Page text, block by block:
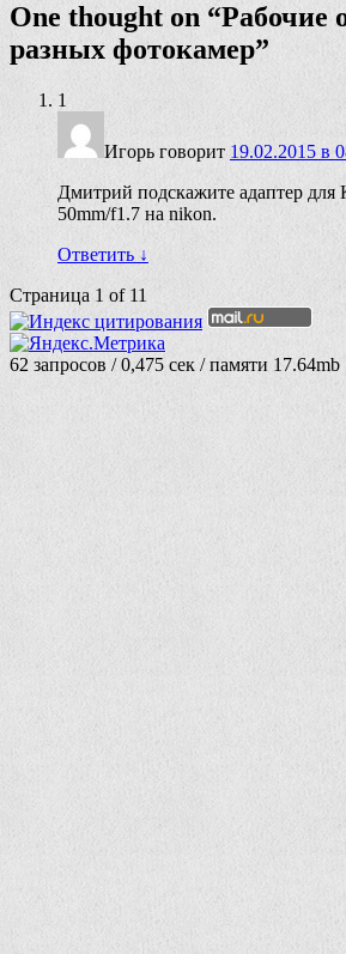
One thought on “Рабочие
разных фотокамер”
1
Игорь говорит 19.02.2015 в
Дмитрий подскажите адаптер для
50mm/f1.7 на nikon.
Ответить ↓
Страница 1 of 11
62 запросов / 0,475 сек / памяти 17.64mb